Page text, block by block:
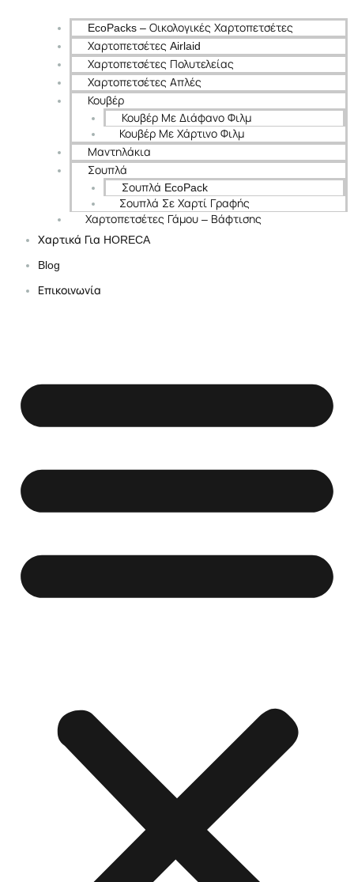
EcoPacks – Οικολογικές Χαρτοπετσέτες
Χαρτοπετσέτες Airlaid
Χαρτοπετσέτες Πολυτελείας
Χαρτοπετσέτες Απλές
Κουβέρ
Κουβέρ Με Διάφανο Φιλμ
Κουβέρ Με Χάρτινο Φιλμ
Μαντηλάκια
Σουπλά
Σουπλά EcoPack
Σουπλά Σε Χαρτί Γραφής
Χαρτοπετσέτες Γάμου – Βάφτισης
Χαρτικά Για HORECA
Blog
Επικοινωνία